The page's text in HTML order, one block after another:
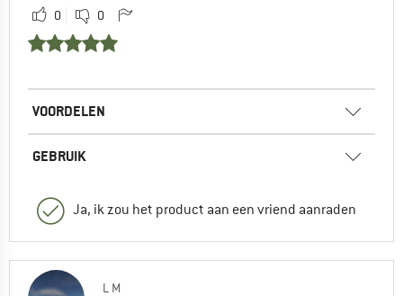
0 0
VOORDELEN
GEBRUIK
Ja, ik zou het product aan een vriend aanraden
L M